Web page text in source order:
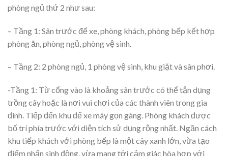
phòng ngủ thứ 2 như sau:
– Tầng 1: Sân trước để xe, phòng khách, phòng bếp kết hợp
phòng ăn, phòng ngủ, phòng vệ sinh.
– Tầng 2: 2 phòng ngủ, 1 phòng vệ sinh, khu giặt và sân phơi.
-Tầng 1: Từ cổng vào là khoảng sân trước có thể tận dụng
trồng cây hoặc là nơi vui chơi của các thành viên trong gia
đình. Tiếp đến khu để xe máy gọn gàng. Phòng khách được
bố trí phía trước với diện tích sử dụng rộng nhất. Ngăn cách
khu tiếp khách với phòng bếp là một cây xanh lớn, vừa tạo
điểm nhấn sinh động, vừa mang tới cảm giác hòa hợp với